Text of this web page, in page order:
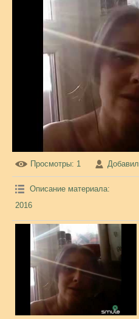
Просмотры: 1 Добавил
Описание материала:
2016